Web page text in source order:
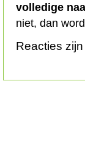
volledige
niet, dan
Reacties